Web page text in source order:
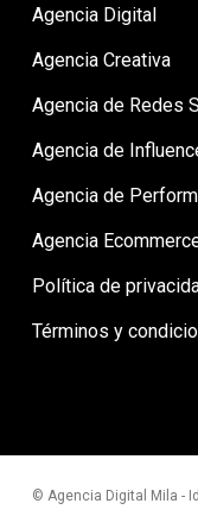
Agencia Digital
Agencia Creativa
Agencia de Redes
Agencia de
Agencia de
Agencia
Política de
Términos y
© Agencia Digital Mila -